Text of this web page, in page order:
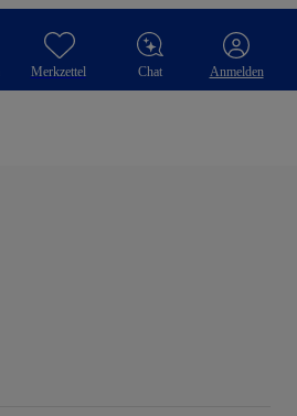
Merkzettel Chat Anmelden